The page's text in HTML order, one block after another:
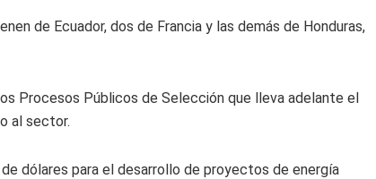
de Ecuador, dos de Francia y las demás de Honduras,
Procesos Públicos de Selección que lleva adelante el
al sector.
dólares para el desarrollo de proyectos de energía